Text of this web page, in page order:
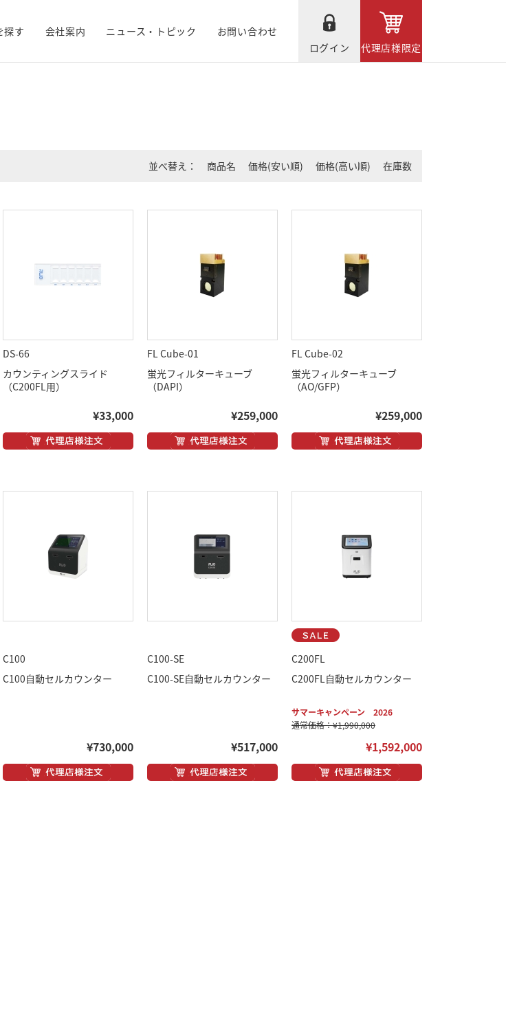
探す 会社案内 ニュース・トピック
お問い合わせ
ログイン
代理店様限定
並べ替え： 商品名 価格(安い順) 価格(高い順) 在庫数
DS-66
カウンティングスライド
（C200FL用）
¥33,000
FL Cube-01
蛍光フィルターキューブ
（DAPI）
¥259,000
FL Cube-02
蛍光フィルターキューブ
（AO/GFP）
¥259,000
C100
C100自動セルカウンター
¥730,000
C100-SE
C100-SE自動セルカウンター
¥517,000
C200FL
C200FL自動セルカウンター
サマーキャンペーン 2026
通常価格：¥1,990,000
¥1,592,000